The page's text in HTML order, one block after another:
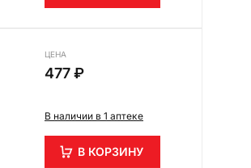
ЦЕНА
477 ₽
В наличии в 1 аптеке
В КОРЗИНУ